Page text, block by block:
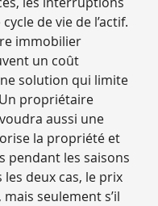
de vie de l’actif.
immobilier
un coût
solution qui limite
propriétaire
aussi une
la propriété et
pendant les saisons
les deux cas, le prix
seulement s’il